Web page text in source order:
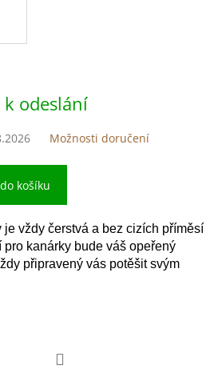
odeslání
Možnosti doručení
košíku
je vždy čerstvá a bez cizích příměsí
kanárky bude váš opeřený
připravený vás potěšit svým